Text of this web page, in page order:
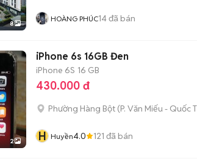
8 HOÀNG PHÚC14đã bán
2
iPhone 6s 16GB Đen
iPhone 6S 16 GB
430.000 đ
Phường Hàng Bột (P. Văn Miếu - Quốc
H Huyền4.0 121 đã bán